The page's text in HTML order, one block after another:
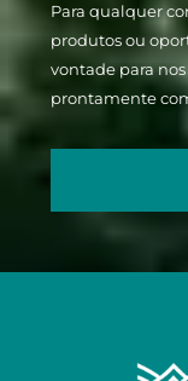
Para qualquer
produtos ou
vontade para
prontamente